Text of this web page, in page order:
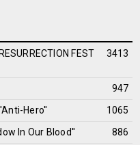
FEST
3413
947
Hero''
1065
In Our Blood''
886